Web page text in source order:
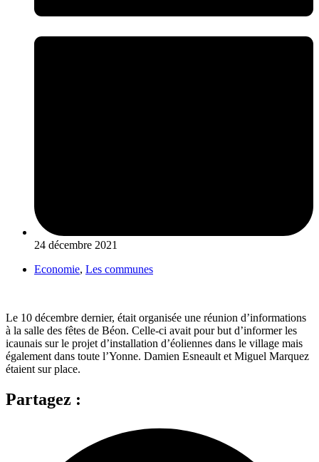
24 décembre 2021
Economie, Les communes
Le 10 décembre dernier, était organisée une réunion d’informations
à la salle des fêtes de Béon. Celle-ci avait pour but d’informer les
icaunais sur le projet d’installation d’éoliennes dans le village mais
également dans toute l’Yonne. Damien Esneault et Miguel Marquez
étaient sur place.
Partagez :